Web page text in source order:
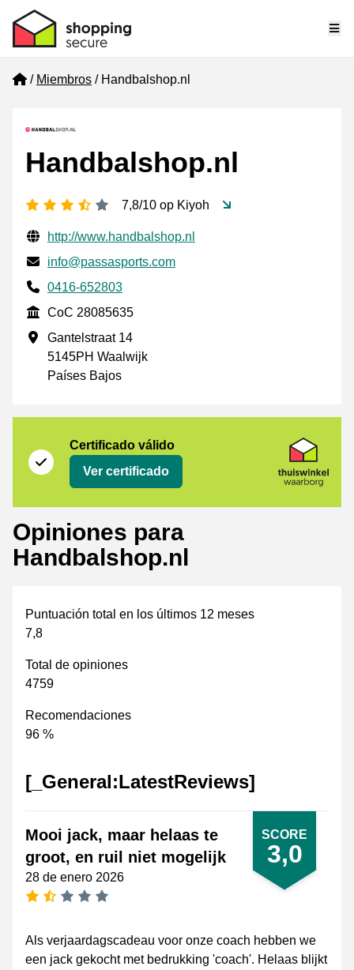
Home
Miembros Handbalshop.nl
Handbalshop.nl
[_General:NumberOfStarsPluralFormat]
7,8/10 op Kiyoh
Información de contacto verificada
Website URL
http://www.handbalshop.nl
Envía un correo electrónico a
info@passasports.com
Phone number
0416-652803
CoC
CoC 28085635
Dirección de la empresa
Gantelstraat 14
5145PH Waalwijk
Países Bajos
Certificado válido
Ver certificado
Opiniones para
Handbalshop.nl
Puntuación total en los últimos 12 meses
7,8
Total de opiniones
4759
Recomendaciones
96 %
[_General:LatestReviews]
SCORE
3,0
Mooi jack, maar helaas te
groot, en ruil niet mogelijk
28 de enero 2026
Als verjaardagscadeau voor onze coach hebben we
een jack gekocht met bedrukking 'coach'. Helaas blijkt